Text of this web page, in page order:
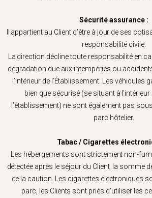
Sécurité assurance :
Il appartient au Client d’être à jour de ses
responsabilité civile.
La direction décline toute responsabilité en
dégradation due aux intempéries ou
l’intérieur de l’Établissement. Les véhicules
bien que sécurisé (se situant à l’intérieur
l’établissement) ne sont également pas
parc hôtelier.
Tabac / Cigarettes
Les hébergements sont strictement non-
détectée après le séjour du Client, la somme
de la caution. Les cigarettes électroniques
parc, les Clients sont priés d’utiliser les